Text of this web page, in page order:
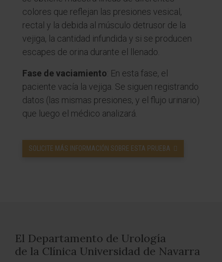
colores que reflejan las presiones vesical,
rectal y la debida al músculo detrusor de la
vejiga, la cantidad infundida y si se producen
escapes de orina durante el llenado.
Fase de vaciamiento: En esta fase, el
paciente vacía la vejiga. Se siguen registrando
datos (las mismas presiones, y el flujo urinario)
que luego el médico analizará.
SOLICITE MÁS INFORMACIÓN SOBRE ESTA PRUEBA
El Departamento de Urología
de la Clínica Universidad de Navarra